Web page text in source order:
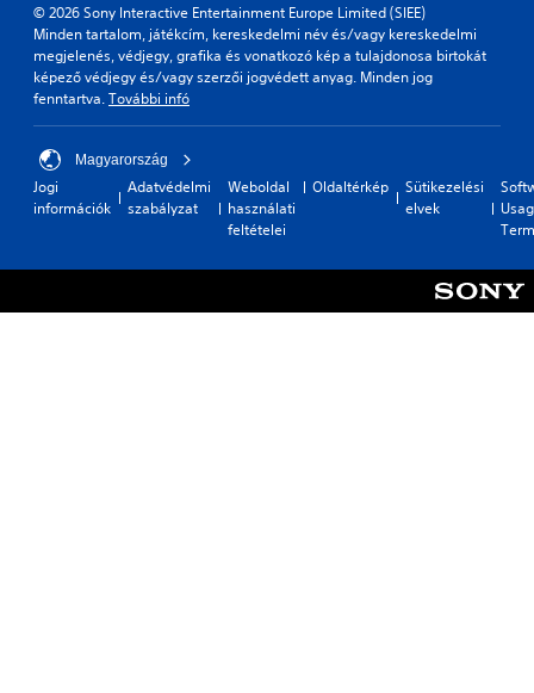
© 2026 Sony Interactive Entertainment Europe Limited (SIEE)
Minden tartalom, játékcím, kereskedelmi név és/vagy kereskedelmi
megjelenés, védjegy, grafika és vonatkozó kép a tulajdonosa birtokát
képező védjegy és/vagy szerzői jogvédett anyag. Minden jog
fenntartva.További infó
Magyarország
Jogi
információk
Adatvédelmi
szabályzat
Weboldal
használati
feltételei
Oldaltérkép
Sütikezelési
elvek